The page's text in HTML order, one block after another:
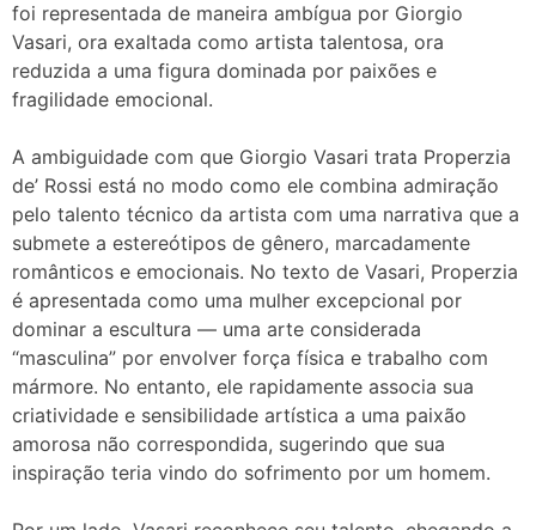
foi representada de maneira ambígua por Giorgio
Vasari, ora exaltada como artista talentosa, ora
reduzida a uma figura dominada por paixões e
fragilidade emocional.
A ambiguidade com que Giorgio Vasari trata Properzia
de’ Rossi está no modo como ele combina admiração
pelo talento técnico da artista com uma narrativa que a
submete a estereótipos de gênero, marcadamente
românticos e emocionais. No texto de Vasari, Properzia
é apresentada como uma mulher excepcional por
dominar a escultura — uma arte considerada
“masculina” por envolver força física e trabalho com
mármore. No entanto, ele rapidamente associa sua
criatividade e sensibilidade artística a uma paixão
amorosa não correspondida, sugerindo que sua
inspiração teria vindo do sofrimento por um homem.